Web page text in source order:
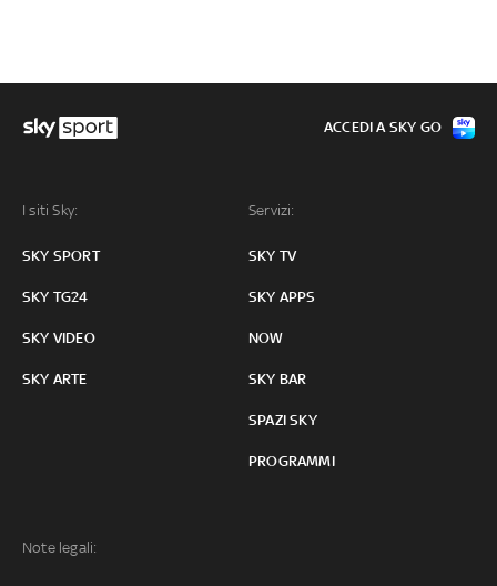
I siti Sky:
SKY SPORT
SKY TG24
SKY VIDEO
SKY ARTE
Servizi:
SKY TV
SKY APPS
NOW
SKY BAR
SPAZI SKY
PROGRAMMI
Note legali:
ACCEDI A SKY GO